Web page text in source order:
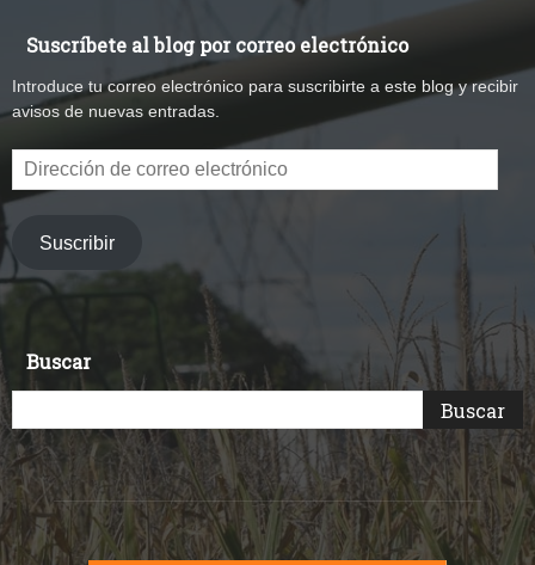
Suscríbete al blog por correo electrónico
Introduce tu correo electrónico para suscribirte a este blog y recibir
avisos de nuevas entradas.
Dirección
de
electrónico
Suscribir
Buscar